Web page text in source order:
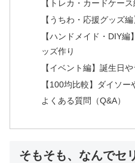
【トレカ・カードケー
【うちわ・応援グッズ
【ハンドメイド・DIY
ッズ作り
【イベント編】誕生日
【100均比較】ダイソ
よくある質問（Q&A）
そもそも、なんでセ